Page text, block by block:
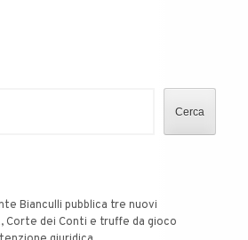
Cerca
Bianculli pubblica tre nuovi
Corte dei Conti e truffe da gioco